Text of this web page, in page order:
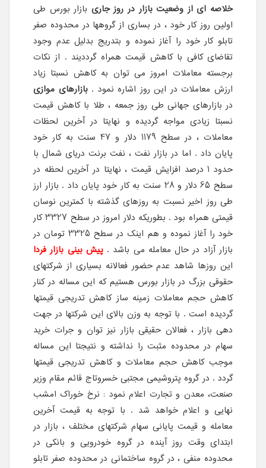
خلاصه ای از وضعیت بازار در روز جاری بازار بورس طی
اولین روز کار خود ، در بساری از گروهها در محدوده صفر
تابلو کار خود را آغاز نموده و بتدریج بدلیل عدم وجود
تقاضای کافی با کاهش قیمت همراه گرددیند . از نکات
برجسته معاملات امروز می توان به کاهش نسبتا زیاد
ارزش معاملات در این روز اشاره نمود .بازارهای موازی
در بازارهای جهانی طی روز جمعه ، طلا با کاهش قیمت
نسبتا زیادی مواجه گردیده و نهایتا در آخرین لحظات
معاملات ، در سطح 1179 دلار و 47 سنت به کار خود
پایان داد . اما در بازار نفت ، نفت برنت دریای شمال با
حدود 1 درصد افزایش قیمت ، نهایتا در آخرین لحظه در
سطح 65 دلار و 28 سنت به کار خود پایان داد . بازار ارز
طی روز اخیر نسبت به روزهای گذشته با کمترین نوسان
قیمتی همراه بود . بطوریکه دلار امروز در سطح 3327 کار
خود را آغاز نموده و هم اینک در سطح 3325 تومان در
بازار آزاد در حال معامله می باشد .پیش بینی بازار فردا
این روزها شاهد عدم حضور فعالانه بسیاری از شرکتهای
حقوقی بزرگ در بازار بورس هستیم که این مساله در کنار
کاهش حجم معاملات زمینه ساز کاهش تدریجی قیمتها
گردیده است . با توجه به وزن بالای این شرکتها در جهت
دهی بازار ، فعالان حقیقی بازار نیز توان و جرات خرید
سهام در محدوده مثبت را نداشته و نتیجتا این مساله
موجب کاهش حجم معاملات و کاهش تدریجی قیمتها
گردد . در گروه پتروشیمی مجتبی خسروتاج قائم مقام وزیر
صنعت، معدن و تجارت اعلام نمود : نرخ خوراک امشب
نهایی و اعلام خواهد شد . با توجه به قیمت آخرین
معامله و قیمت پایانی سهام شرکتهای مختلف ، بازار در
ابتدای وقت روز آینده در گروه خودرویی و بانکی در
محدوده منفی ، در گروه ساختمانی در محدوده صفر تابلو